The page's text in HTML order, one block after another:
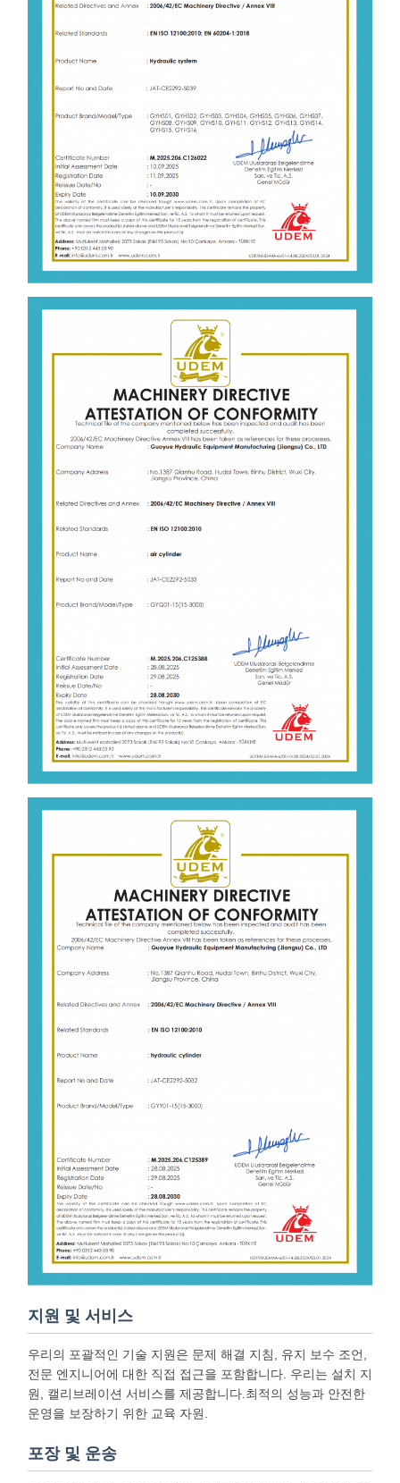
지원 및 서비스
우리의 포괄적인 기술 지원은 문제 해결 지침, 유지 보수 조언,
전문 엔지니어에 대한 직접 접근을 포함합니다. 우리는 설치 지
원, 캘리브레이션 서비스를 제공합니다.최적의 성능과 안전한
운영을 보장하기 위한 교육 자원.
포장 및 운송